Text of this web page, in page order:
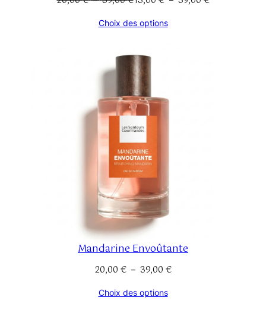
prix :
39,00 €
Choix des options
Mandarine Envoûtante
20,00 € – 39,00 €Plage
Choix des options